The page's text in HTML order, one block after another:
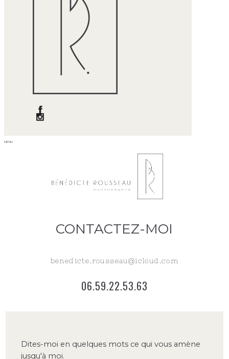
MENU
CONTACTEZ-MOI
benedicte.rousseau@icloud.com
06.59.22.53.63